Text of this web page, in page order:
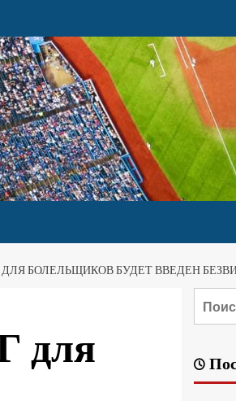
ДЛЯ БОЛЕЛЬЩИКОВ БУДЕТ ВВЕДЕН
для